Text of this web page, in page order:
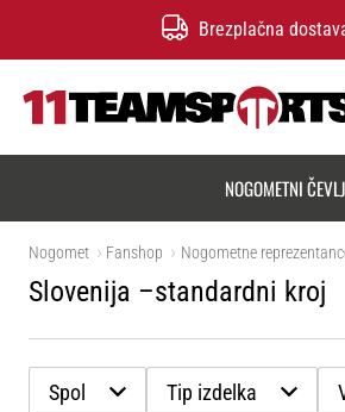
Brezplačna
NOGOMETNI
Nogomet Fanshop Nogometne
Slovenija –standardni kroj
Spol Tip izdelka